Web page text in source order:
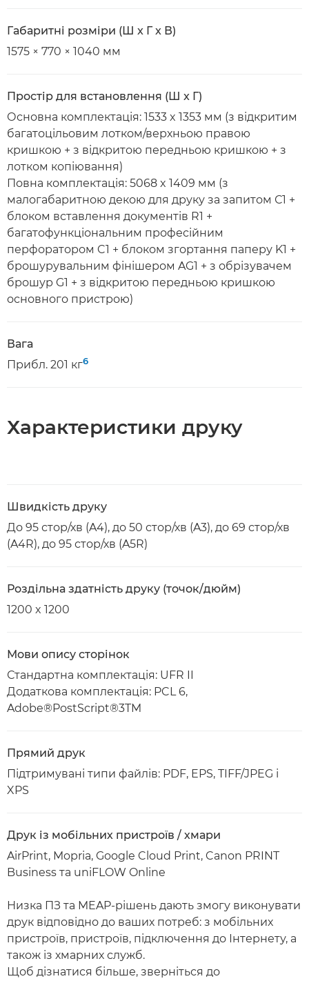
Габаритні розміри (Ш x Г x В)
1575 × 770 × 1040 мм
Простір для встановлення (Ш x Г)
Основна комплектація: 1533 x 1353 мм (з відкритим
багатоцільовим лотком/верхньою правою
кришкою + з відкритою передньою кришкою + з
лотком копіювання)
Повна комплектація: 5068 x 1409 мм (з
малогабаритною декою для друку за запитом С1 +
блоком вставлення документів R1 +
багатофункціональним професійним
перфоратором C1 + блоком згортання паперу K1 +
брошурувальним фінішером AG1 + з обрізувачем
брошур G1 + з відкритою передньою кришкою
основного пристрою)
Вага
Прибл. 201 кг6
Характеристики друку
Швидкість друку
До 95 стор/хв (A4), до 50 стор/хв (A3), до 69 стор/хв
(A4R), до 95 стор/хв (A5R)
Роздільна здатність друку (точок/дюйм)
1200 x 1200
Мови опису сторінок
Стандартна комплектація: UFR II
Додаткова комплектація: PCL 6,
Adobe®PostScript®3TM
Прямий друк
Підтримувані типи файлів: PDF, EPS, TIFF/JPEG і
XPS
Друк із мобільних пристроїв / хмари
AirPrint, Mopria, Google Cloud Print, Canon PRINT
Business та uniFLOW Online
Низка ПЗ та MEAP-рішень дають змогу виконувати
друк відповідно до ваших потреб: з мобільних
пристроїв, пристроїв, підключення до Інтернету, а
також із хмарних служб.
Щоб дізнатися більше, зверніться до